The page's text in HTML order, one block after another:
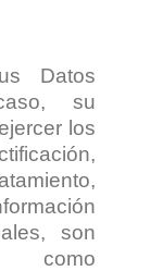
Datos
su
los
son
como